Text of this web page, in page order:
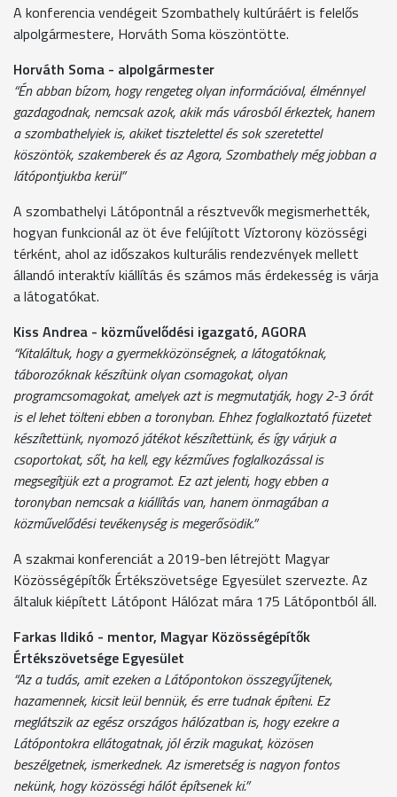
A konferencia vendégeit Szombathely kultúráért is felelős
alpolgármestere, Horváth Soma köszöntötte.
Horváth Soma - alpolgármester
“Én abban bízom, hogy rengeteg olyan információval, élménnyel
gazdagodnak, nemcsak azok, akik más városból érkeztek, hanem
a szombathelyiek is, akiket tisztelettel és sok szeretettel
köszöntök, szakemberek és az Agora, Szombathely még jobban a
látópontjukba kerül”
A szombathelyi Látópontnál a résztvevők megismerhették,
hogyan funkcionál az öt éve felújított Víztorony közösségi
térként, ahol az időszakos kulturális rendezvények mellett
állandó interaktív kiállítás és számos más érdekesség is várja
a látogatókat.
Kiss Andrea - közművelődési igazgató, AGORA
“Kitaláltuk, hogy a gyermekközönségnek, a látogatóknak,
táborozóknak készítünk olyan csomagokat, olyan
programcsomagokat, amelyek azt is megmutatják, hogy 2-3 órát
is el lehet tölteni ebben a toronyban. Ehhez foglalkoztató füzetet
készítettünk, nyomozó játékot készítettünk, és így várjuk a
csoportokat, sőt, ha kell, egy kézműves foglalkozással is
megsegítjük ezt a programot. Ez azt jelenti, hogy ebben a
toronyban nemcsak a kiállítás van, hanem önmagában a
közművelődési tevékenység is megerősödik.”
A szakmai konferenciát a 2019-ben létrejött Magyar
Közösségépítők Értékszövetsége Egyesület szervezte. Az
általuk kiépített Látópont Hálózat mára 175 Látópontból áll.
Farkas Ildikó - mentor, Magyar Közösségépítők
Értékszövetsége Egyesület
“Az a tudás, amit ezeken a Látópontokon összegyűjtenek,
hazamennek, kicsit leül bennük, és erre tudnak építeni. Ez
meglátszik az egész országos hálózatban is, hogy ezekre a
Látópontokra ellátogatnak, jól érzik magukat, közösen
beszélgetnek, ismerkednek. Az ismeretség is nagyon fontos
nekünk, hogy közösségi hálót építsenek ki.”